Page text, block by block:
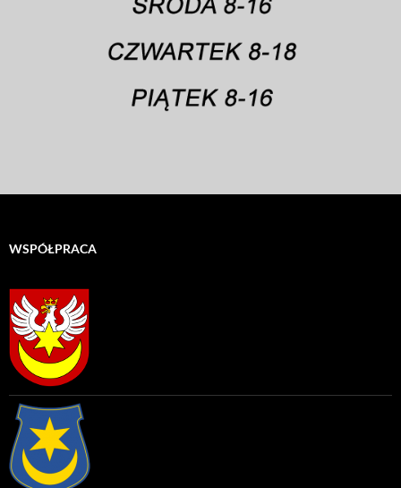
WSPÓŁPRACA